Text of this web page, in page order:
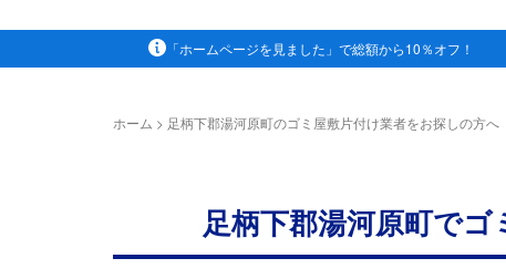
「ホームページを見ました」で総額から10％オフ！
ホーム > 足柄下郡湯河原町のゴミ屋敷片付け業者をお探しの方へ
足柄下郡湯河原町で